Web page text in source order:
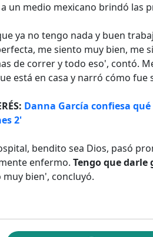
un medio mexicano brindó las
ya no tengo nada y buen
me siento muy bien, me
de correr y todo eso', contó.
está en casa y narró cómo fue
Danna García confiesa
2'
bendito sea Dios, pasó
enfermo. Tengo que darle
bien', concluyó.